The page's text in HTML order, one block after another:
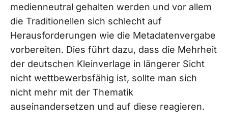
medienneutral gehalten werden und vor allem
die Traditionellen sich schlecht auf
Herausforderungen wie die Metadatenvergabe
vorbereiten. Dies führt dazu, dass die Mehrheit
der deutschen Kleinverlage in längerer Sicht
nicht wettbewerbsfähig ist, sollte man sich
nicht mehr mit der Thematik
auseinandersetzen und auf diese reagieren.